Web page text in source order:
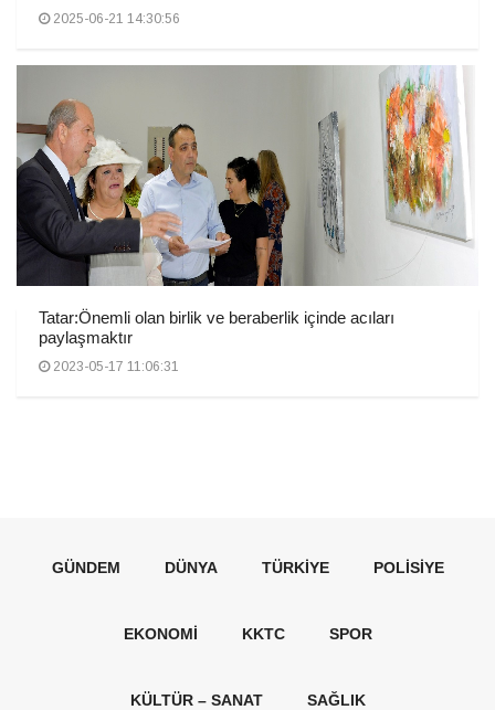
2025-06-21 14:30:56
Tatar:Önemli olan birlik ve beraberlik içinde acıları
paylaşmaktır
2023-05-17 11:06:31
GÜNDEM DÜNYA TÜRKIYE POLISIYE
EKONOMI KKTC SPOR
KÜLTÜR – SANAT SAĞLIK